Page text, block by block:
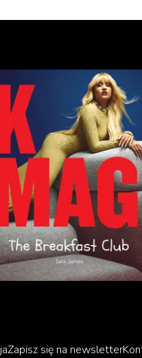
roku jest
sądzicie o moim
temu?
napisała
najbardziej
nad nią. „Ta
wciągnąć w mrok,
– czytamy w oficjalnym
Zapisz się na newsletter